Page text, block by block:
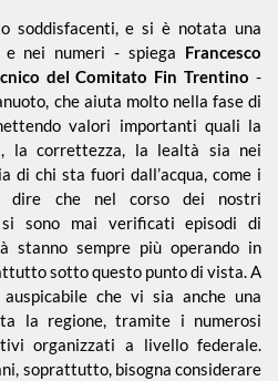
soddisfacenti, e si è notata una
nei numeri - spiega Francesco
del Comitato Fin Trentino-
che aiuta molto nella fase di
valori importanti quali la
la correttezza, la lealtà sia nei
di chi sta fuori dall’acqua, come i
dire che nel corso dei nostri
sono mai verificati episodi di
stanno sempre più operando in
sotto questo punto di vista. A
che vi sia anche una
la regione, tramite i numerosi
organizzati a livello federale.
soprattutto, bisogna considerare